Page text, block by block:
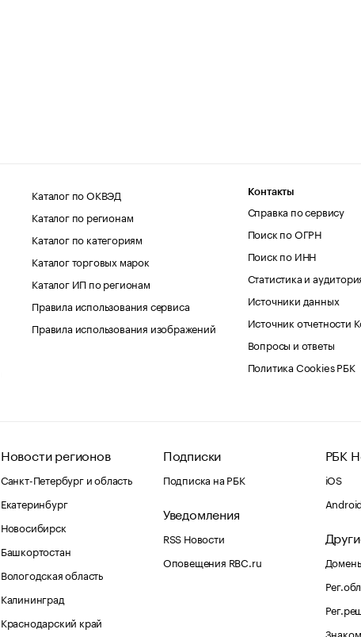
Каталог по ОКВЭД
Каталог по регионам
Каталог по категориям
Каталог торговых марок
Каталог ИП по регионам
Правила использования сервиса
Правила использования изображений
Контакты
Справка по сервису
Поиск по ОГРН
Поиск по ИНН
Статистика и
Источники данных
Источник отчетности
Вопросы и ответы
Политика Cookies РБК
Новости регионов
Санкт-Петербург и область
Екатеринбург
Новосибирск
Башкортостан
Вологодская область
Калининград
Краснодарский край
Подписки
Подписка на РБК
Уведомления
RSS Новости
Оповещения RBC.ru
РБК
iOS